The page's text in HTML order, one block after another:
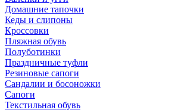
Домашние тапочки
Кеды и слипоны
Кроссовки
Пляжная обувь
Полуботинки
Праздничные туфли
Резиновые сапоги
Сандалии и босоножки
Сапоги
Текстильная обувь